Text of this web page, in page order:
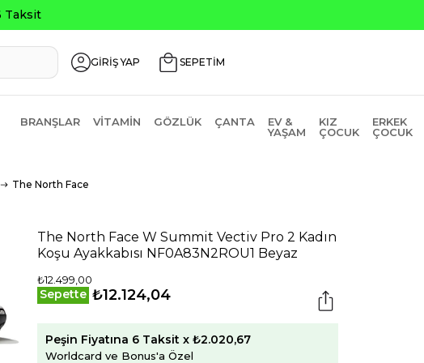
GİRİŞ YAP SEPETİM
BRANŞLAR VITAMIN GÖZLÜK ÇANTA
EV &
YAŞAM
KIZ
ÇOCUK
ERKEK
ÇOCUK
The North Face
The North Face W Summit Vectiv Pro 2 Kadın
Koşu Ayakkabısı NF0A83N2ROU1 Beyaz
₺12.499,00
Sepette ₺12.124,04
Peşin Fiyatına 6 Taksit x ₺2.020,67
Worldcard ve Bonus'a Özel